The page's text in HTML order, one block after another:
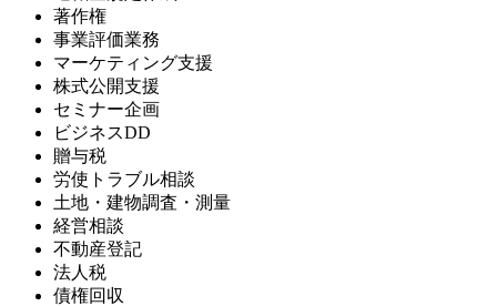
著作権
事業評価業務
マーケティング支援
株式公開支援
セミナー企画
ビジネスDD
贈与税
労使トラブル相談
土地・建物調査・測量
経営相談
不動産登記
法人税
債権回収